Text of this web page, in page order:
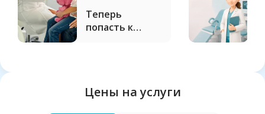
Теперь
попасть к
Цены на услуги